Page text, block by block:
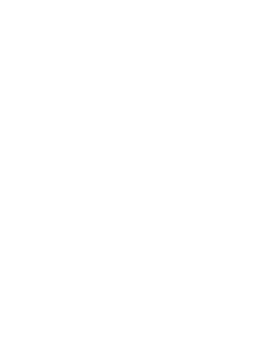
Fulfillment partnership team（Buy with
领域优势的肯定，同时彰显了领星ERP
商之一，为沃尔玛卖家提供广告运营与品